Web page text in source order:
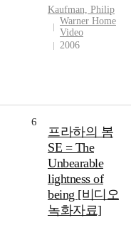
Kaufman, Philip
Warner Home
Video
2006
6
프라하의 봄
SE = The
Unbearable
lightness of
being [비디오
녹화자료]